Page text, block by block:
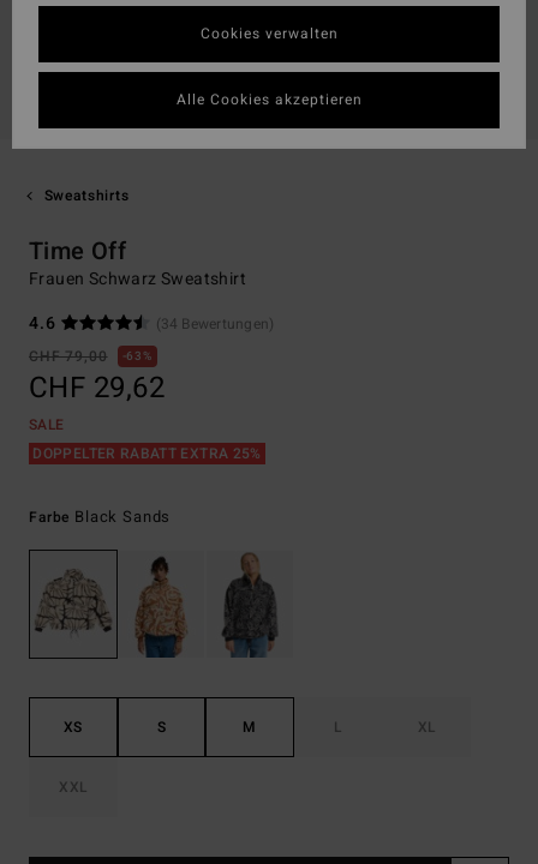
Sweatshirts
Time Off
Frauen Schwarz Sweatshirt
4.6
(34 Bewertungen)
CHF 79,00
63%
CHF 29,62
SALE
DOPPELTER RABATT EXTRA 25%
Farbe Black Sands
XS S M L XL
XXL
Cookies verwalten
Alle Cookies akzeptieren